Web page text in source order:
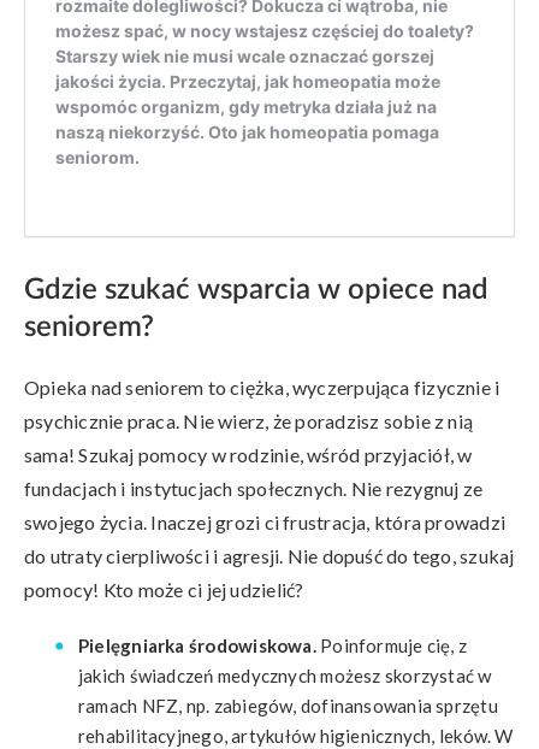
Gdzie szukać wsparcia w opiece nad
seniorem?
Opieka nad seniorem to ciężka, wyczerpująca fizycznie i
psychicznie praca. Nie wierz, że poradzisz sobie z nią
sama! Szukaj pomocy w rodzinie, wśród przyjaciół, w
fundacjach i instytucjach społecznych. Nie rezygnuj ze
swojego życia. Inaczej grozi ci frustracja, która prowadzi
do utraty cierpliwości i agresji. Nie dopuść do tego, szukaj
pomocy! Kto może ci jej udzielić?
Pielęgniarka środowiskowa.Poinformuje cię, z
jakich świadczeń medycznych możesz skorzystać w
ramach NFZ, np. zabiegów, dofinansowania sprzętu
rehabilitacyjnego, artykułów higienicznych, leków. W